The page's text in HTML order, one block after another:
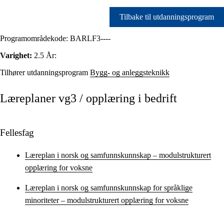
Tilbake til utdanningsprogram
Programområdekode: BARLF3----
Varighet: 2.5 År:
Tilhører utdanningsprogram Bygg- og anleggsteknikk
Læreplaner vg3 / opplæring i bedrift
Fellesfag
Læreplan i norsk og samfunnskunnskap – modulstrukturert
opplæring for voksne
Læreplan i norsk og samfunnskunnskap for språklige
minoriteter – modulstrukturert opplæring for voksne